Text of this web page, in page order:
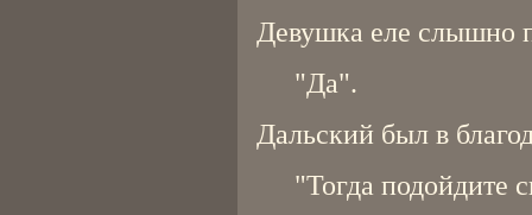
Девушка еле слышно
"Да".
Дальский был в
"Тогда подойдите